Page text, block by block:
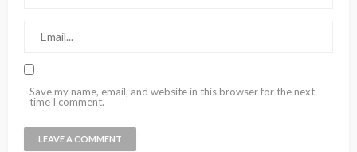
Save my name, email, and website in this browser for the next
time I comment.